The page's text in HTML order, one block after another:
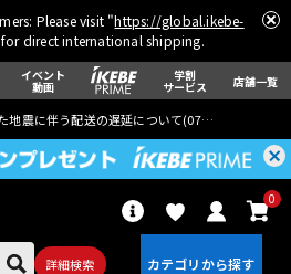
Please visit "https://global.ikebe-
direct international shipping.
イベント
動画
学割
サービス 店舗一覧
地震に伴う配送の遅延について(07月29日
詳細検索
0